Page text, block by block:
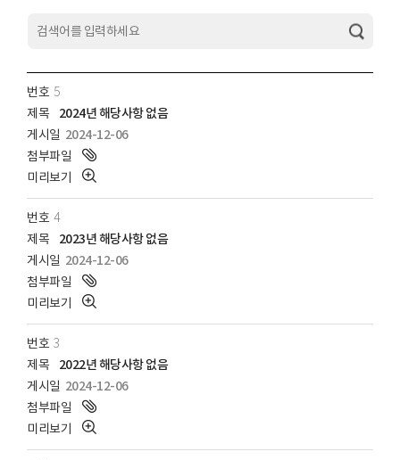
5
2024년 해당사항 없음
2024-12-06
4
2023년 해당사항 없음
2024-12-06
3
2022년 해당사항 없음
2024-12-06